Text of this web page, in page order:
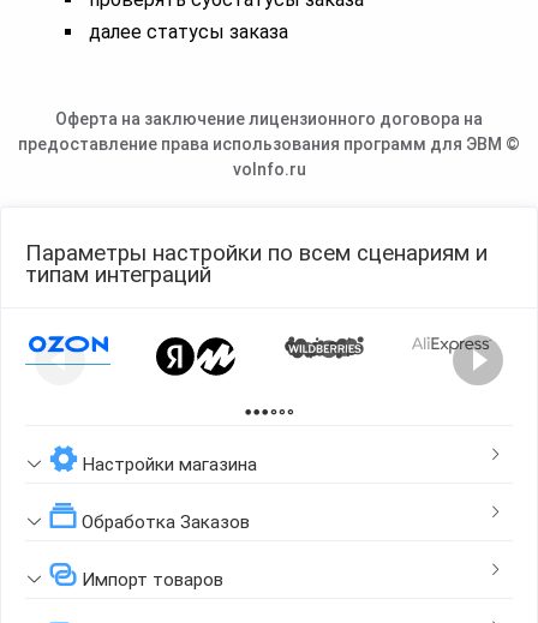
далее статусы заказа
Оферта на заключение лицензионного договора на
предоставление права использования программ для ЭВМ ©
voInfo.ru
Параметры настройки по всем сценариям и
типам интеграций
Настройки магазина
Обработка Заказов
Импорт товаров